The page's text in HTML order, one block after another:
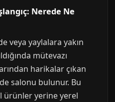
Nerede Ne
veya yaylalara yakın
mütevazı
harikalar çıkan
salonu bulunur. Bu
ürünler yerine yerel